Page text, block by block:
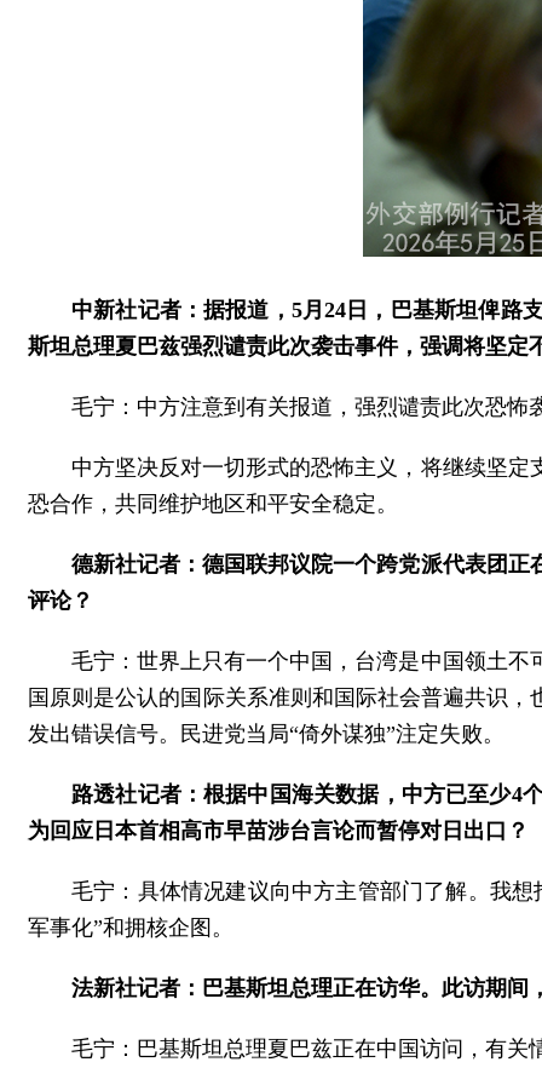
中新社记者：据报道，5月24日，巴基斯坦俾路
斯坦总理夏巴兹强烈谴责此次袭击事件，强调将坚
毛宁：中方注意到有关报道，强烈谴责此次恐
中方坚决反对一切形式的恐怖主义，将继续坚
恐合作，共同维护地区和平安全稳定。
德新社记者：德国联邦议院一个跨党派代表团
评论？
毛宁：世界上只有一个中国，台湾是中国领土
国原则是公认的国际关系准则和国际社会普遍共识
发出错误信号。民进党当局“倚外谋独”注定失败。
路透社记者：根据中国海关数据，中方已至少4
为回应日本首相高市早苗涉台言论而暂停对日出口？
毛宁：具体情况建议向中方主管部门了解。我
军事化”和拥核企图。
法新社记者：巴基斯坦总理正在访华。此访期间
毛宁：巴基斯坦总理夏巴兹正在中国访问，有